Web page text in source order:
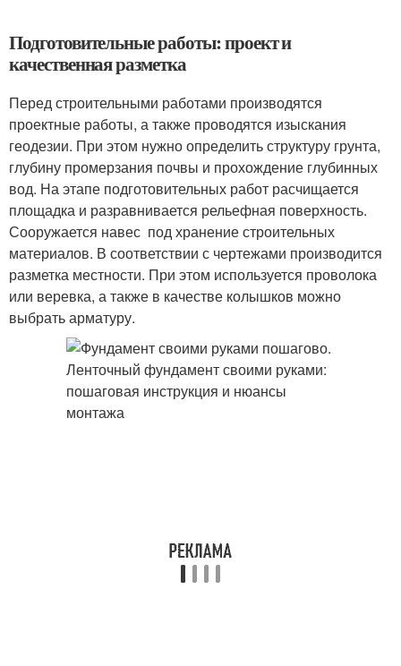
Подготовительные работы: проект и
качественная разметка
Перед строительными работами производятся
проектные работы, а также проводятся изыскания
геодезии. При этом нужно определить структуру грунта,
глубину промерзания почвы и прохождение глубинных
вод. На этапе подготовительных работ расчищается
площадка и разравнивается рельефная поверхность.
Сооружается навес под хранение строительных
материалов. В соответствии с чертежами производится
разметка местности. При этом используется проволока
или веревка, а также в качестве колышков можно
выбрать арматуру.